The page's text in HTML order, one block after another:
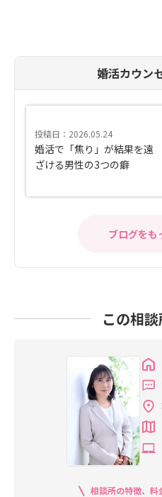
婚活カウン
投稿日：2026.05.24
婚活で「焦り」が結果を遠
ざける男性の3つの癖
ブログをも
この相
相談所の特徴、料